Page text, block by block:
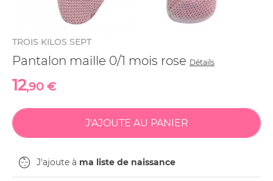
TROIS KILOS SEPT
Pantalon maille 0/1 mois rose Détails
12,90 €
J'ajoute à ma liste de naissance